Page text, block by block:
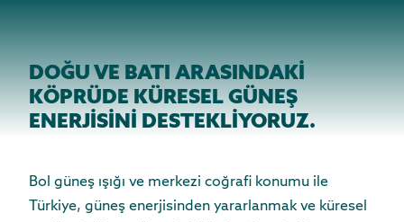
DOĞU VE BATI ARASINDAKİ
KÖPRÜDE KÜRESEL GÜNEŞ
ENERJİSİNİ DESTEKLİYORUZ.
Bol güneş ışığı ve merkezi coğrafi konumu ile
Türkiye, güneş enerjisinden yararlanmak ve küresel